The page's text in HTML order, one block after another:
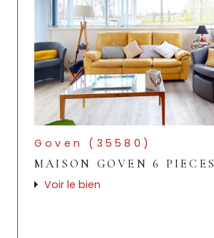
Goven (35580)
MAISON GOVEN 6 PIECES
Voir le bien